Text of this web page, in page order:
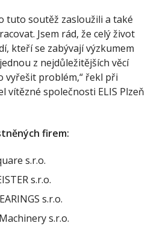
tuto soutěž zasloužili a také
Jsem rád, že celý život
kteří se zabývají výzkumem
z nejdůležitějších věcí
vyřešit problém,“ řekl při
vítězné společnosti ELIS Plzeň
firem:
s.r.o.
s.r.o.
s.r.o.
s.r.o.